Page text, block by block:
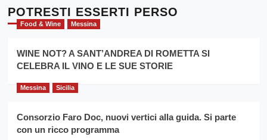
l’
evento
per
la
filiera
grano
Cronoscalata
Giarre
Montesalice
per
il
anno
Franco
Caruso
POTRESTI ESSERTI PERSO
Food & Wine Messina
WINE NOT? A SANT’ANDREA DI ROMETTA SI
CELEBRA IL VINO E LE SUE STORIE
Messina Sicilia
Consorzio Faro Doc, nuovi vertici alla guida. Si parte
con un ricco programma